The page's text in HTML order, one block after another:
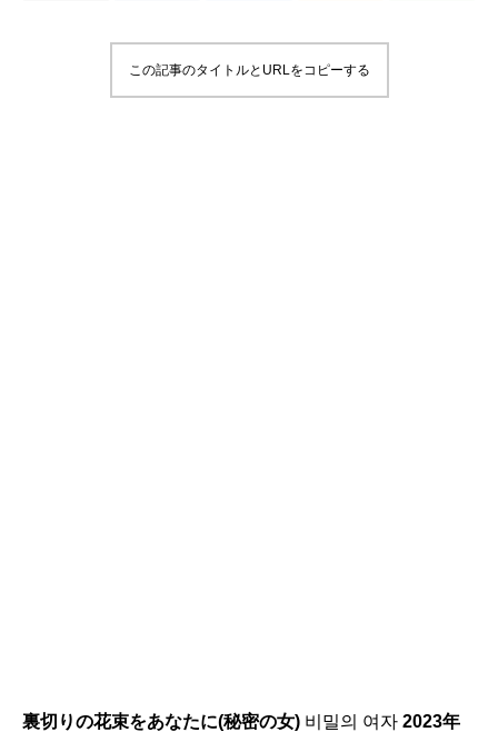
この記事のタイトルとURLをコピーする
裏切りの花束をあなたに(秘密の女) 비밀의 여자 2023年